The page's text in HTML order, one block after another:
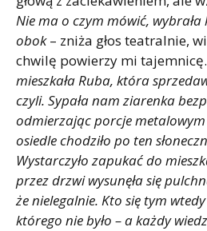
Nie ma o czym mówić, wybrała
obok– zniża głos teatralnie,
chwilę powierzy mi tajemnicę.
mieszkała Ruba, która
czyli. Sypała nam ziarenka
odmierzając porcje metalowym
osiedle chodziło po ten
Wystarczyło zapukać do
przez drzwi wysunęła się
że nielegalnie. Kto się tym
którego nie było – a każdy